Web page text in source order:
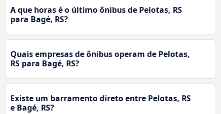
A que horas é o último ônibus de Pelotas, RS
para Bagé, RS?
Quais empresas de ônibus operam de Pelotas,
RS para Bagé, RS?
Existe um barramento direto entre Pelotas, RS
e Bagé, RS?